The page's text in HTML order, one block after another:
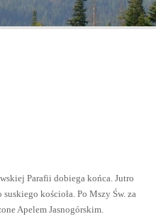
Parafii dobiega końca. Jutro
kościoła. Po Mszy Św. za
Apelem Jasnogórskim.